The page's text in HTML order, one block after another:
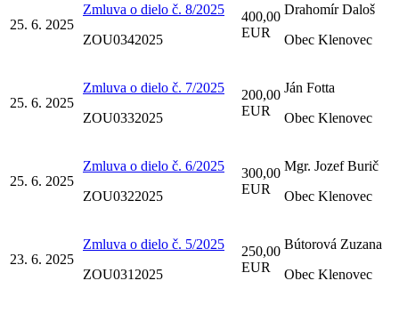
25. 6. 2025
Zmluva o dielo č. 8/2025
ZOU0342025
400,00
EUR
Drahomír Daloš
Obec Klenovec
25. 6. 2025
Zmluva o dielo č. 7/2025
ZOU0332025
200,00
EUR
Ján Fotta
Obec Klenovec
25. 6. 2025
Zmluva o dielo č. 6/2025
ZOU0322025
300,00
EUR
Mgr. Jozef Burič
Obec Klenovec
23. 6. 2025
Zmluva o dielo č. 5/2025
ZOU0312025
250,00
EUR
Bútorová Zuzana
Obec Klenovec